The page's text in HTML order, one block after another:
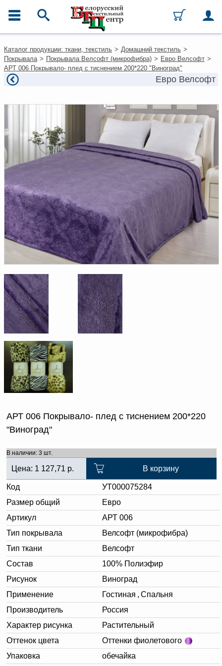
Каталог
Ткани
Домашний текстиль
Одежда
Текстиль для ресторанов и
Текстильная галантерея и
фурнитура
Условия работы
Оплата и доставка
Как оформить заказ
Вакансии
Как нас найти
Написать нам
Доверенность на
получение груза
Документы по работе с
персональными данными
Письмо руководителю
Вопросы и ответы
Новости | Статьи
Каталог продукции: ткани, текстиль > Домашний текстиль >
Покрывала > Покрывала Велсофт (микрофибра) > Евро Велсофт >
АРТ 006 Покрывало- плед с тиснением 200*220 "Виноград"
Евро Велсофт
АРТ 006 Покрывало- плед с тиснением 200*220
"Виноград"
В наличии: 3 шт.
Цена: 1 127,71 р. В корзину
Код
УТ000075284
Размер общий
Евро
Артикул
АРТ 006
Тип покрывала
Велсофт (микрофибра)
Тип ткани
Велсофт
Состав
100% Полиэфир
Рисунок
Виноград
Применение
Гостиная , Спальня
Производитель
Россия
Характер рисунка
Растительный
Оттенок цвета
Оттенки фиолетового
Упаковка
обечайка